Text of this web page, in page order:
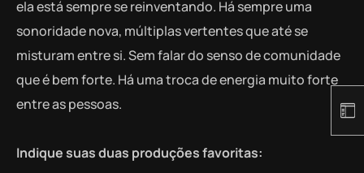
ela está sempre se reinventando. Há sempre uma
sonoridade nova, múltiplas vertentes que até se
misturam entre si. Sem falar do senso de comunidade
que é bem forte. Há uma troca de energia muito forte
entre as pessoas.
Indique suas duas produções favoritas: